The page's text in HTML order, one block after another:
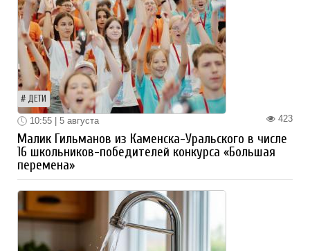
ДЕТИ
423
10:55 | 5 августа
Малик Гильманов из Каменска-Уральского в числе
16 школьников-победителей конкурса «Большая
перемена»